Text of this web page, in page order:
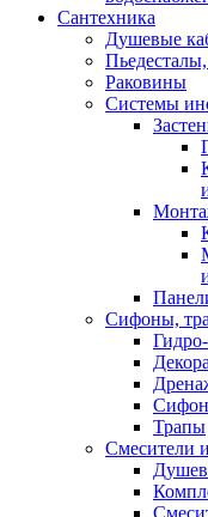
Сантехника
Душевые
Раковины
Системы
Сифоны,
Трапы
Смесители